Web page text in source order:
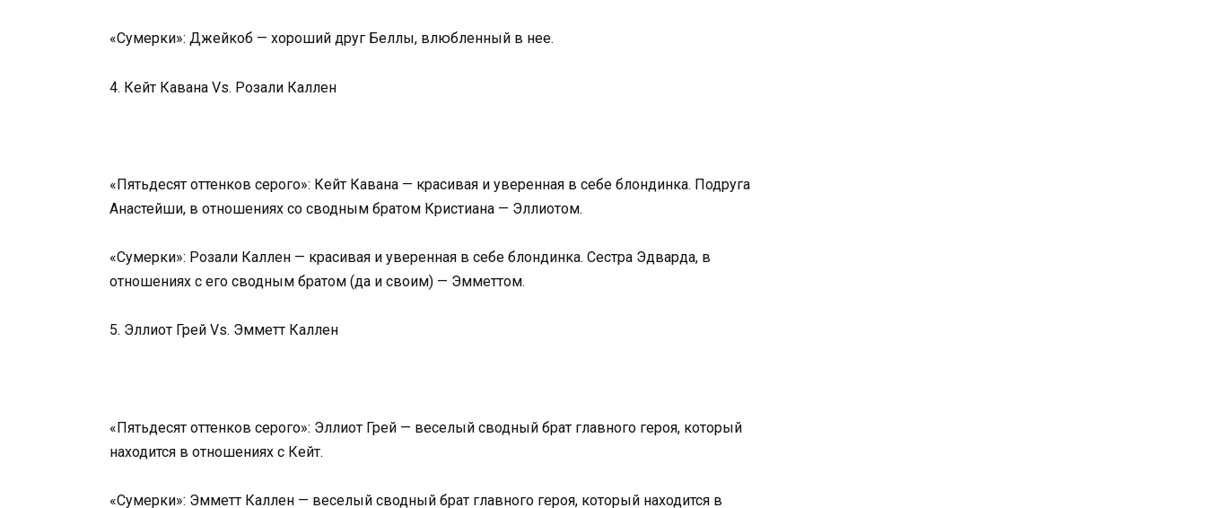
«Сумерки»: Джейкоб — хороший друг Беллы, влюбленный в нее.
4. Кейт Кавана Vs. Розали Каллен
«Пятьдесят оттенков серого»: Кейт Кавана — красивая и уверенная в себе блондинка. Подруга
Анастейши, в отношениях со сводным братом Кристиана — Эллиотом.
«Сумерки»: Розали Каллен — красивая и уверенная в себе блондинка. Сестра Эдварда, в
отношениях с его сводным братом (да и своим) — Эмметтом.
5. Эллиот Грей Vs. Эмметт Каллен
«Пятьдесят оттенков серого»: Эллиот Грей — веселый сводный брат главного героя, который
находится в отношениях с Кейт.
«Сумерки»: Эмметт Каллен — веселый сводный брат главного героя, который находится в